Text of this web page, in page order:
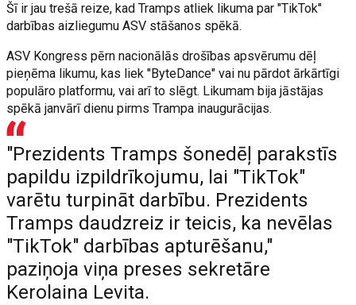
Šī ir jau trešā reize, kad Tramps atliek likuma par "TikTok"
darbības aizliegumu ASV stāšanos spēkā.
ASV Kongress pērn nacionālās drošības apsvērumu dēļ
pieņēma likumu, kas liek "ByteDance" vai nu pārdot ārkārtīgi
populāro platformu, vai arī to slēgt. Likumam bija jāstājas
spēkā janvārī dienu pirms Trampa inaugurācijas.
"Prezidents Tramps šonedēļ parakstīs
papildu izpildrīkojumu, lai "TikTok"
varētu turpināt darbību. Prezidents
Tramps daudzreiz ir teicis, ka nevēlas
"TikTok" darbības apturēšanu,"
paziņoja viņa preses sekretāre
Kerolaina Levita.